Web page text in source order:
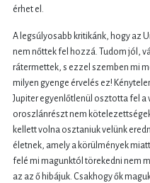
érhet el.
A legsúlyosabb kritikánk, hogy az
nem nőttek fel hozzá. Tudom jól,
rátermettek, s ezzel szemben mi
milyen gyenge érvelés ez!
Jupiter egyenlőtlenül osztotta fel a
oroszlánrészt nem
kellett volna osztaniuk velünk
életnek, amely a körülmények
felé mi magunktól törekedni nem
az az ő hibájuk. Csakhogy ők